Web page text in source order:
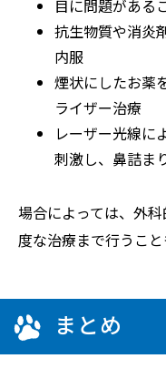
目に問題がある
抗生物質や消炎
内服
煙状にしたお薬
ライザー治療
レーザー光線に
刺激し、鼻詰ま
場合によっては、外
度な治療まで行うこと
まとめ